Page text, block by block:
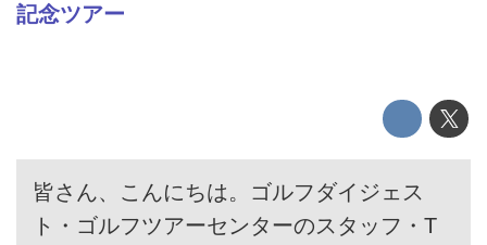
記念ツアー
皆さん、こんにちは。ゴルフダイジェス
ト・ゴルフツアーセンターのスタッフ・T